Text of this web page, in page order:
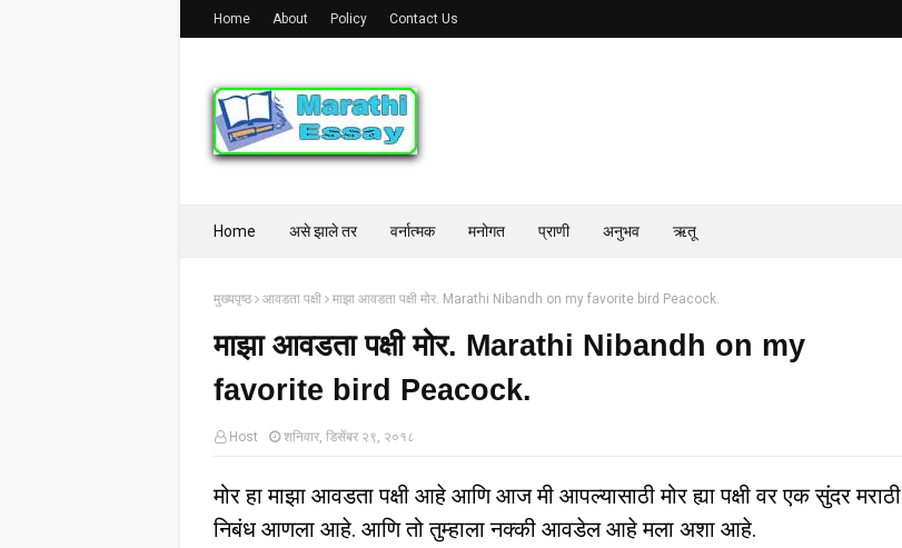
Home About Policy Contact Us
Home असे झाले तर वर्नात्मक मनोगत प्राणी अनुभव ऋतू
मुख्यपृष्ठ आवडता पक्षी माझा आवडता पक्षी मोर. Marathi Nibandh on my favorite bird Peacock.
माझा आवडता पक्षी मोर. Marathi Nibandh on my
favorite bird Peacock.
Host शनिवार, डिसेंबर २९, २०१८
मोर हा माझा आवडता पक्षी आहे आणि आज मी आपल्यासाठी मोर ह्या पक्षी वर एक सुंदर मराठी
निबंध आणला आहे. आणि तो तुम्हाला नक्की आवडेल आहे मला अशा आहे.